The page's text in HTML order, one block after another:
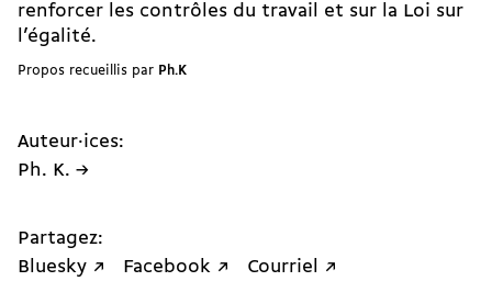
renforcer les contrôles du travail et sur la Loi sur
l’égalité.
Propos recueillis par Ph.K
Auteur·ices:
Ph. K. →
Partagez:
Bluesky ↗
Facebook ↗ Courriel ↗